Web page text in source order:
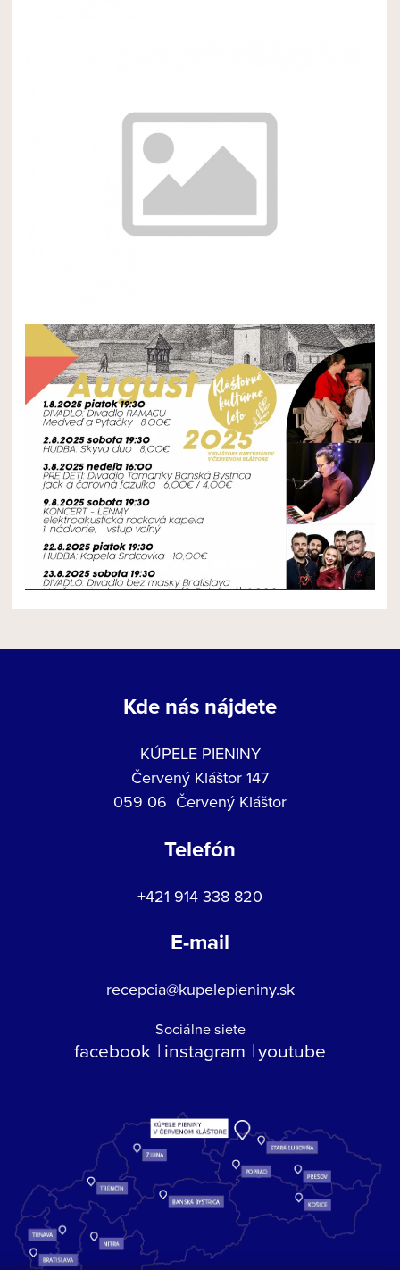
NOVÝ ČLÁNOK
Kde nás nájdete
KÚPELE PIENINY
Červený Kláštor 147
059 06 Červený Kláštor
Telefón
+421 914 338 820
E-mail
recepcia@kupelepieniny.sk
Sociálne siete
facebook instagram youtube